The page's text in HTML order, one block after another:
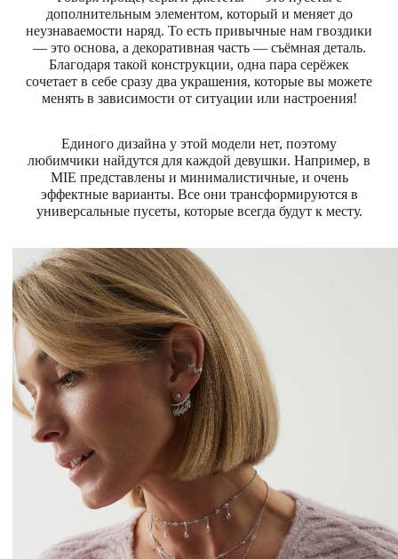
Магазины
Избранное
Москва
НАПИСАТЬ В ЧАТ
Нужна помощь?
дополнительным элементом, который и меняет до
неузнаваемости наряд. То есть привычные нам гвоздики
— это основа, а декоративная часть — съёмная деталь.
Благодаря такой конструкции, одна пара серёжек
сочетает в себе сразу два украшения, которые вы можете
менять в зависимости от ситуации или настроения!
Единого дизайна у этой модели нет, поэтому
любимчики найдутся для каждой девушки. Например, в
MIE представлены и минималистичные, и очень
эффектные варианты. Все они трансформируются в
универсальные пусеты, которые всегда будут к месту.